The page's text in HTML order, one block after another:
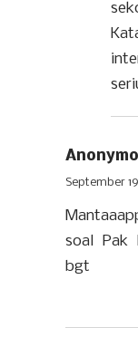
September
soal Pak
bgt